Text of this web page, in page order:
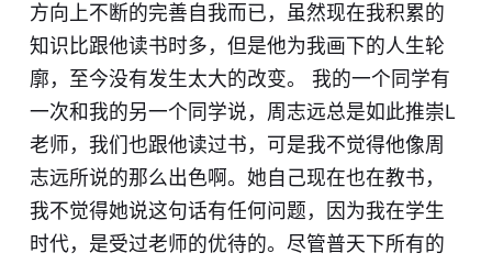
方向上不断的完善自我而已，虽然现在我积累的
知识比跟他读书时多，但是他为我画下的人生轮
廓，至今没有发生太大的改变。 我的一个同学有
一次和我的另一个同学说，周志远总是如此推崇L
老师，我们也跟他读过书，可是我不觉得他像周
志远所说的那么出色啊。她自己现在也在教书，
我不觉得她说这句话有任何问题，因为我在学生
时代，是受过老师的优待的。尽管普天下所有的